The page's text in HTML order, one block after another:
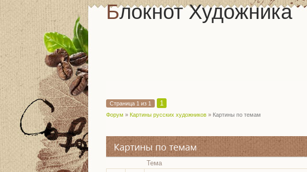
Блокнот Художника
Страница 1 из 1 1
Форум » Картины русских художников » Картины по темам
Картины по темам
Тема